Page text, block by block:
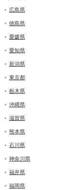
広島県
徳島県
愛媛県
愛知県
新潟県
東京都
栃木県
沖縄県
滋賀県
熊本県
石川県
神奈川県
福井県
福岡県